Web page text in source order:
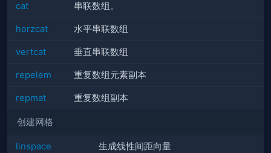
cat 串联数组。
horzcat 水平串联数组
vertcat 垂直串联数组
repelem 重复数组元素副本
repmat 重复数组副本
创建网格
linspace 生成线性间距向量